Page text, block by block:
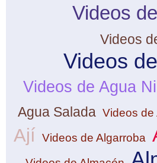
Videos
Videos
Videos
Videos de Agua
Agua Salada Videos de
Ají Videos de Algarroba